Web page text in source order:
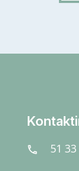
call 51